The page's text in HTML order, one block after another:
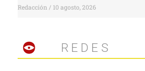
Redacción 10 agosto, 2026
REDES